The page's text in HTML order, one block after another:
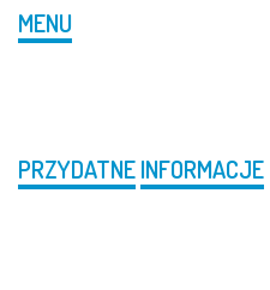
MENU
PRZYDATNEINFORMACJE